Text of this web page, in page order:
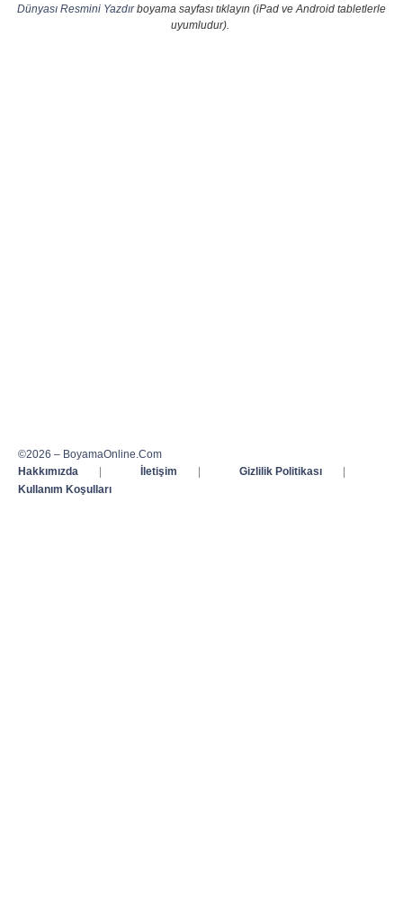
Dünyası Resmini Yazdırboyama sayfası tıklayın (iPad ve Android tabletlerle
uyumludur).
©2026 – BoyamaOnline.Com
Hakkımızda
| İletişim | Gizlilik Politikası
|
Kullanım Koşulları